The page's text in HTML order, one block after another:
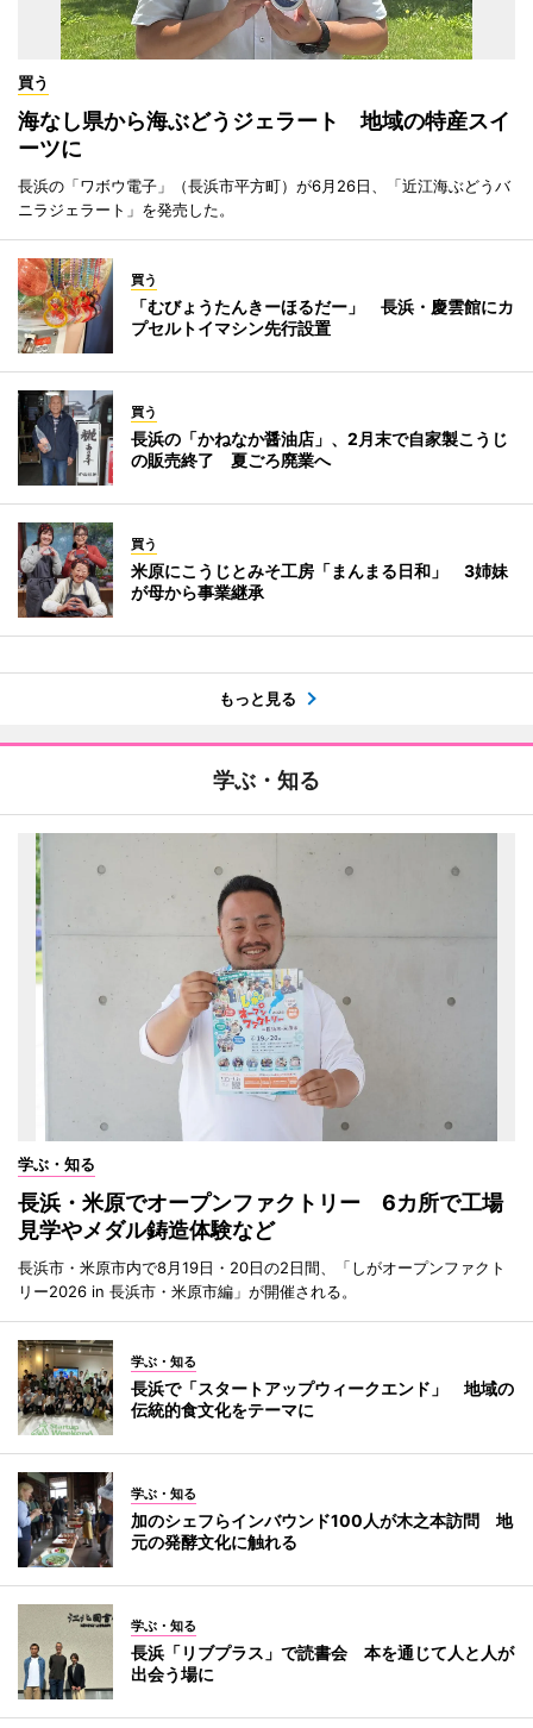
買う
海なし県から海ぶどうジェラート 地域の特産スイ
ーツに
長浜の「ワボウ電子」（長浜市平方町）が6月26日、「近江海ぶどうバ
ニラジェラート」を発売した。
買う
「むびょうたんきーほるだー」 長浜・慶雲館にカ
プセルトイマシン先行設置
買う
長浜の「かねなか醤油店」、2月末で自家製こうじ
の販売終了 夏ごろ廃業へ
買う
米原にこうじとみそ工房「まんまる日和」 3姉妹
が母から事業継承
もっと見る
学ぶ・知る
学ぶ・知る
長浜・米原でオープンファクトリー 6カ所で工場
見学やメダル鋳造体験など
長浜市・米原市内で8月19日・20日の2日間、「しがオープンファクト
リー2026 in 長浜市・米原市編」が開催される。
学ぶ・知る
長浜で「スタートアップウィークエンド」 地域の
伝統的食文化をテーマに
学ぶ・知る
加のシェフらインバウンド100人が木之本訪問 地
元の発酵文化に触れる
学ぶ・知る
長浜「リブプラス」で読書会 本を通じて人と人が
出会う場に